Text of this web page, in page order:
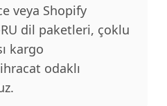
veya Shopify
dil paketleri, çoklu
kargo
odaklı